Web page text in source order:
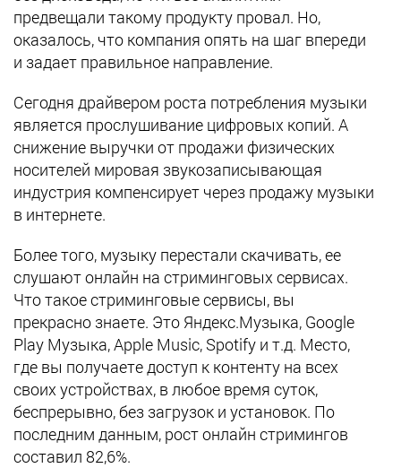
предвещали такому продукту провал. Но,
оказалось, что компания опять на шаг впереди
и задает правильное направление.
Сегодня драйвером роста потребления музыки
является прослушивание цифровых копий. А
снижение выручки от продажи физических
носителей мировая звукозаписывающая
индустрия компенсирует через продажу музыки
в интернете.
Более того, музыку перестали скачивать, ее
слушают онлайн на стриминговых сервисах.
Что такое стриминговые сервисы, вы
прекрасно знаете. Это Яндекс.Музыка, Google
Play Музыка, Apple Music, Spotify и т.д. Место,
где вы получаете доступ к контенту на всех
своих устройствах, в любое время суток,
беспрерывно, без загрузок и установок. По
последним данным, рост онлайн стримингов
составил 82,6%.